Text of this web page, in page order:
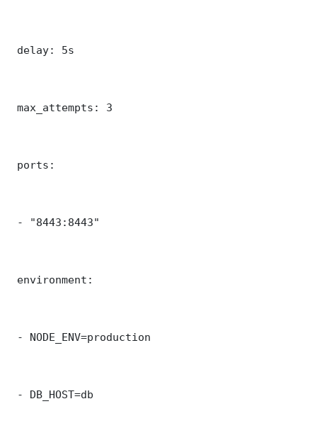
delay: 5s
max_attempts: 3
ports:
- "8443:8443"
environment:
- NODE_ENV=production
- DB_HOST=db